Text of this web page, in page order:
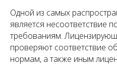
Одной из самых
является несоответствие
требованиям.
проверяют соответствие
нормам, а также иным